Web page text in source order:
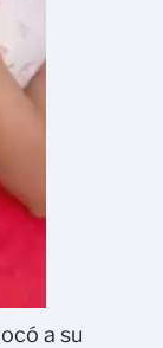
a su